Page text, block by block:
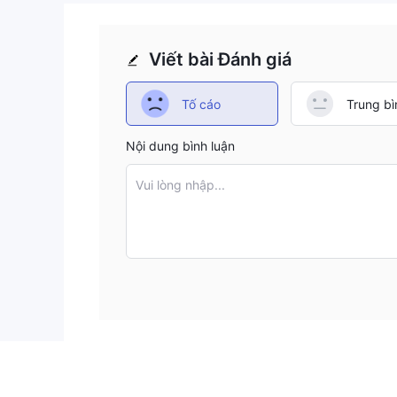
Viết bài Đánh giá
Tố cáo Trung
Nội dung bình luận
Vui lòng nhập...